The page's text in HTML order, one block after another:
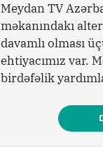
Meydan TV
məkanındakı
davamlı olması
ehtiyacımız var.
birdəfəlik